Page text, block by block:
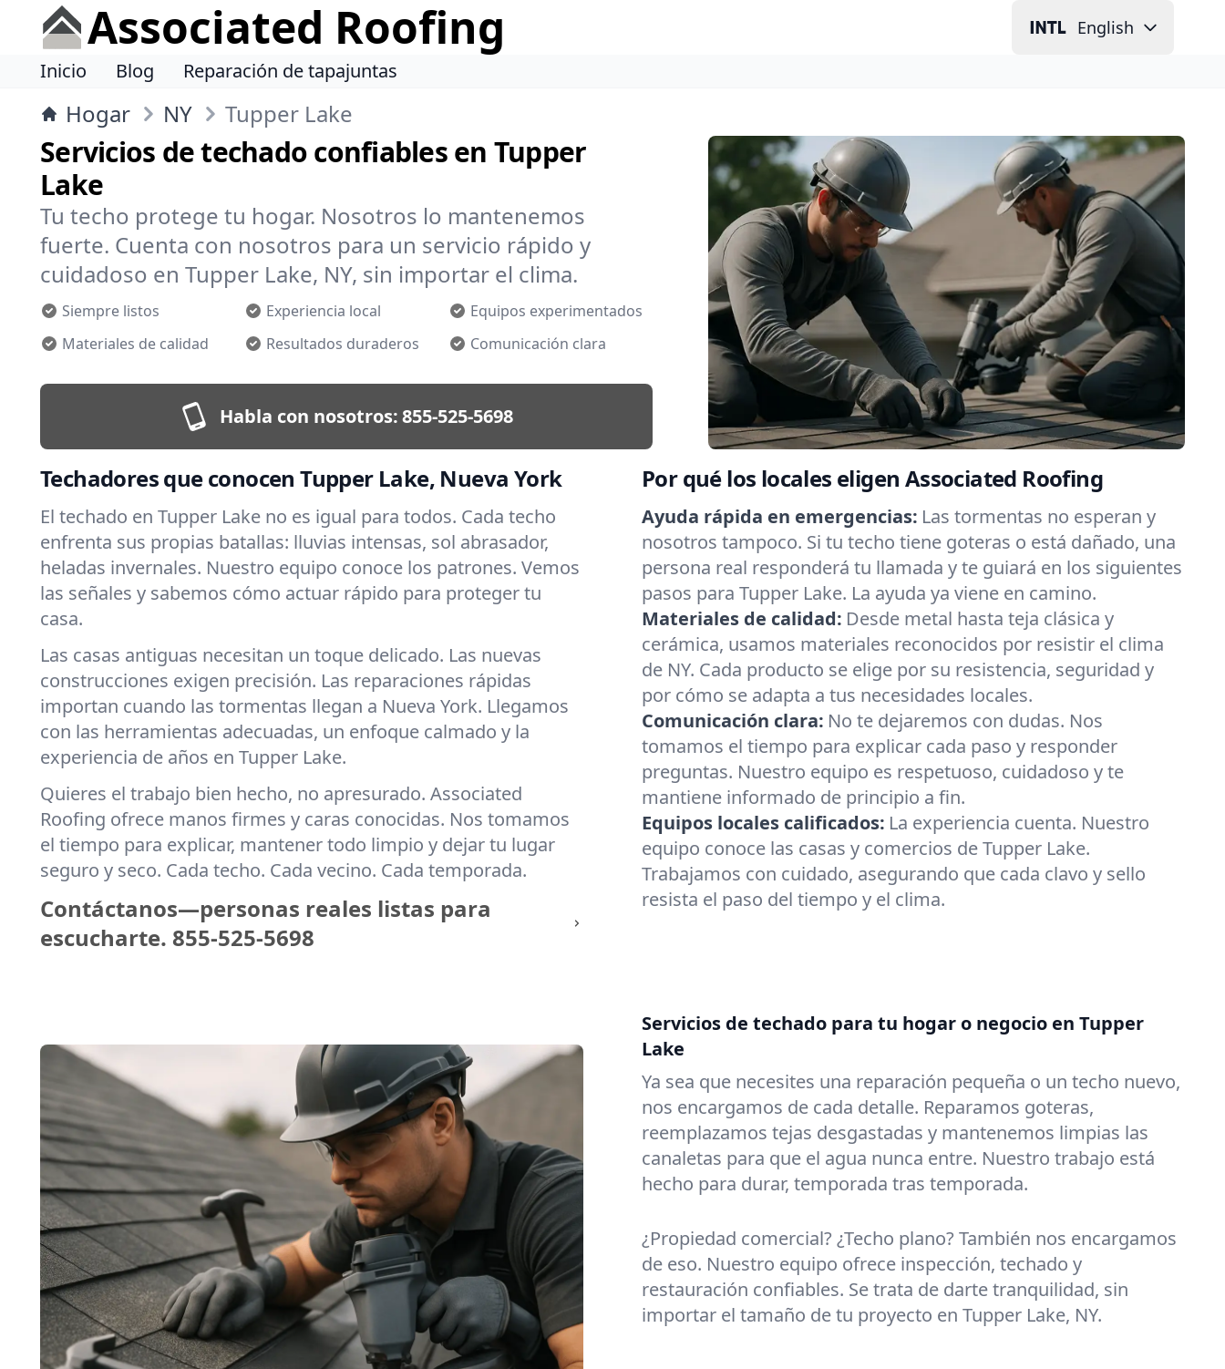
Associated Roofing English
Inicio Blog Reparación de tapajuntas
Hogar NY Tupper Lake
Servicios de techado confiables en Tupper
Lake
Tu techo protege tu hogar. Nosotros lo mantenemos
fuerte. Cuenta con nosotros para un servicio rápido y
cuidadoso en Tupper Lake, NY, sin importar el clima.
Siempre listos Experiencia local
Equipos experimentados
Materiales de calidad
Resultados duraderos Comunicación clara
Habla con nosotros:855-525-5698
Techadores que conocen Tupper Lake, Nueva York
El techado en Tupper Lake no es igual para todos. Cada techo
enfrenta sus propias batallas: lluvias intensas, sol abrasador,
heladas invernales. Nuestro equipo conoce los patrones. Vemos
las señales y sabemos cómo actuar rápido para proteger tu
casa.
Las casas antiguas necesitan un toque delicado. Las nuevas
construcciones exigen precisión. Las reparaciones rápidas
importan cuando las tormentas llegan a Nueva York. Llegamos
con las herramientas adecuadas, un enfoque calmado y la
experiencia de años en Tupper Lake.
Quieres el trabajo bien hecho, no apresurado. Associated
Roofing ofrece manos firmes y caras conocidas. Nos tomamos
el tiempo para explicar, mantener todo limpio y dejar tu lugar
seguro y seco. Cada techo. Cada vecino. Cada temporada.
Contáctanos—personas reales listas para
escucharte. 855-525-5698
Por qué los locales eligen Associated Roofing
Ayuda rápida en emergencias: Las tormentas no esperan y
nosotros tampoco. Si tu techo tiene goteras o está dañado, una
persona real responderá tu llamada y te guiará en los siguientes
pasos para Tupper Lake. La ayuda ya viene en camino.
Materiales de calidad: Desde metal hasta teja clásica y
cerámica, usamos materiales reconocidos por resistir el clima
de NY. Cada producto se elige por su resistencia, seguridad y
por cómo se adapta a tus necesidades locales.
Comunicación clara: No te dejaremos con dudas. Nos
tomamos el tiempo para explicar cada paso y responder
preguntas. Nuestro equipo es respetuoso, cuidadoso y te
mantiene informado de principio a fin.
Equipos locales calificados: La experiencia cuenta. Nuestro
equipo conoce las casas y comercios de Tupper Lake.
Trabajamos con cuidado, asegurando que cada clavo y sello
resista el paso del tiempo y el clima.
Servicios de techado para tu hogar o negocio en Tupper
Lake
Ya sea que necesites una reparación pequeña o un techo nuevo,
nos encargamos de cada detalle. Reparamos goteras,
reemplazamos tejas desgastadas y mantenemos limpias las
canaletas para que el agua nunca entre. Nuestro trabajo está
hecho para durar, temporada tras temporada.
¿Propiedad comercial? ¿Techo plano? También nos encargamos
de eso. Nuestro equipo ofrece inspección, techado y
restauración confiables. Se trata de darte tranquilidad, sin
importar el tamaño de tu proyecto en Tupper Lake, NY.